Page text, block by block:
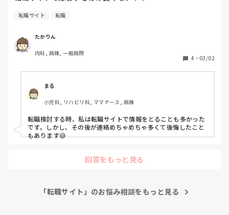
あったら勉強してきてね等言われます。2週目から不意に涙
ってきました。
私はゆっくり働きたいと思っていたのですが、転職サイトの
続けていくと再度体調不良になってしまう可能性があること
があり、入職して1ヶ月程しか経っていないのですが転職も
考えています…
ですが毎日新しいことを教えていただくのでとても辞めづら
い気持ちが日に日に大きくなっていきます。
とても長文になってしまい文章もまとまりなくなってしまい
ましたが、もうどうすれば良いかわかりません…患者さんと
っかく内定を頂いて入職したのに早期で退職するのも申し訳
長く働けるのかな、上司や先輩は体調を理解してくれるかな、
転職サイト 転職
たかりん
内科, 病棟, 一般病院
4 ・ 03/02
まる
小児科, リハビリ科, ママナース, 病棟
転職検討する時、私は転職サイトで情報をとることも多かった
です。しかし、その後が連絡めちゃめちゃ多くて後悔したこと
もあります😅
回答をもっと見る
「転職サイト」のお悩み相談をもっと見る